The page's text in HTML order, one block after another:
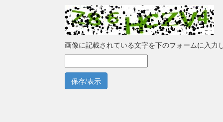
画像に記載されている文字を下のフォームに入力
保存/表示